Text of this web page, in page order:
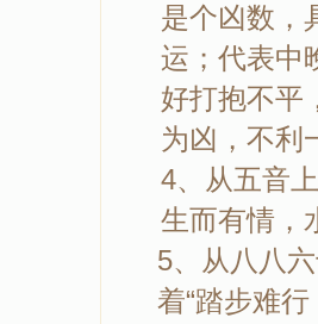
是个凶数，
运；代表中
好打抱不平
为凶，不利
4、从五音
生而有情，
5、从八八
着“踏步难